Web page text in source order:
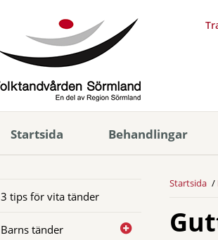
Startsida Behandlingar
3 tips för vita tänder
Barns tänder
Startsida